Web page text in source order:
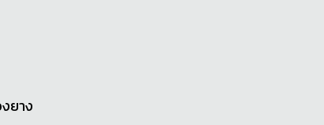
ยาง